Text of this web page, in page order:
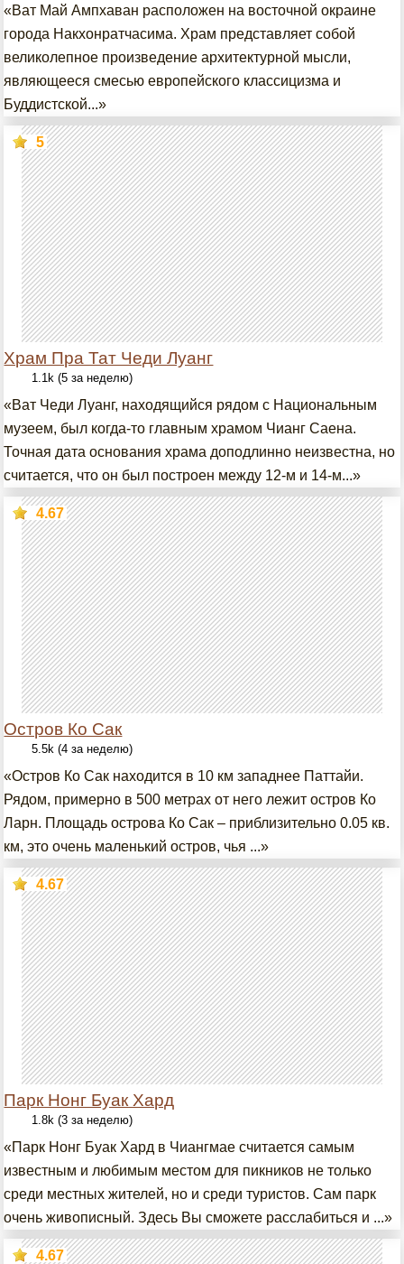
«Ват Май Ампхаван расположен на восточной окраине
города Накхонратчасима. Храм представляет собой
великолепное произведение архитектурной мысли,
являющееся смесью европейского классицизма и
Буддистской...»
Храм Пра Тат Чеди Луанг
5
1.1k (5 за неделю)
«Ват Чеди Луанг, находящийся рядом с Национальным
музеем, был когда-то главным храмом Чианг Саена.
Точная дата основания храма доподлинно неизвестна, но
считается, что он был построен между 12-м и 14-м...»
Остров Ко Сак
4.67
5.5k (4 за неделю)
«Остров Ко Сак находится в 10 км западнее Паттайи.
Рядом, примерно в 500 метрах от него лежит остров Ко
Ларн. Площадь острова Ко Сак – приблизительно 0.05 кв.
км, это очень маленький остров, чья ...»
Парк Нонг Буак Хард
4.67
1.8k (3 за неделю)
«Парк Нонг Буак Хард в Чиангмае считается самым
известным и любимым местом для пикников не только
среди местных жителей, но и среди туристов. Сам парк
очень живописный. Здесь Вы сможете расслабиться и ...»
4.67